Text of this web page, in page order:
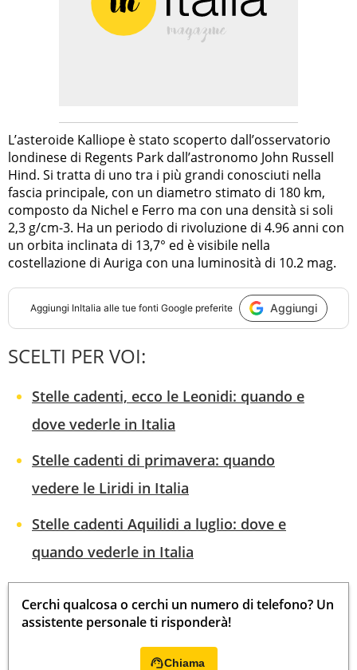
L’asteroide Kalliope è stato scoperto dall’osservatorio
londinese di Regents Park dall’astronomo John Russell
Hind. Si tratta di uno tra i più grandi conosciuti nella
fascia principale, con un diametro stimato di 180 km,
composto da Nichel e Ferro ma con una densità si soli
2,3 g/cm-3. Ha un periodo di rivoluzione di 4.96 anni con
un orbita inclinata di 13,7° ed è visibile nella
costellazione di Auriga con una luminosità di 10.2 mag.
Aggiungi InItalia alle tue fonti Google preferite Aggiungi
SCELTI PER VOI:
Stelle cadenti, ecco le Leonidi: quando e
dove vederle in Italia
Stelle cadenti di primavera: quando
vedere le Liridi in Italia
Stelle cadenti Aquilidi a luglio: dove e
quando vederle in Italia
Cerchi qualcosa o cerchi un numero di telefono? Un
assistente personale ti risponderà!
Chiama